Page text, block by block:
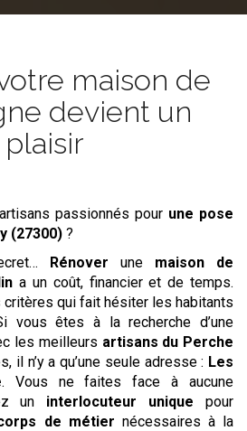
maison de
devient un
plaisir
passionnés pour une pose
(27300) ?
Rénover une maison de
a un coût, financier et de temps.
critères qui fait hésiter les habitants
vous êtes à la recherche d’une
les meilleurs artisans du Perche
il n’y a qu’une seule adresse : Les
. Vous ne faites face à aucune
un interlocuteur unique pour
de métier nécessaires à la